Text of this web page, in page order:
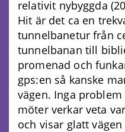
relativit nybyggda
Hit är det ca en
tunnelbanetur från
tunnelbanan till
promenad och
gps:en så kanske
vägen. Inga
möter verkar veta
och visar glatt